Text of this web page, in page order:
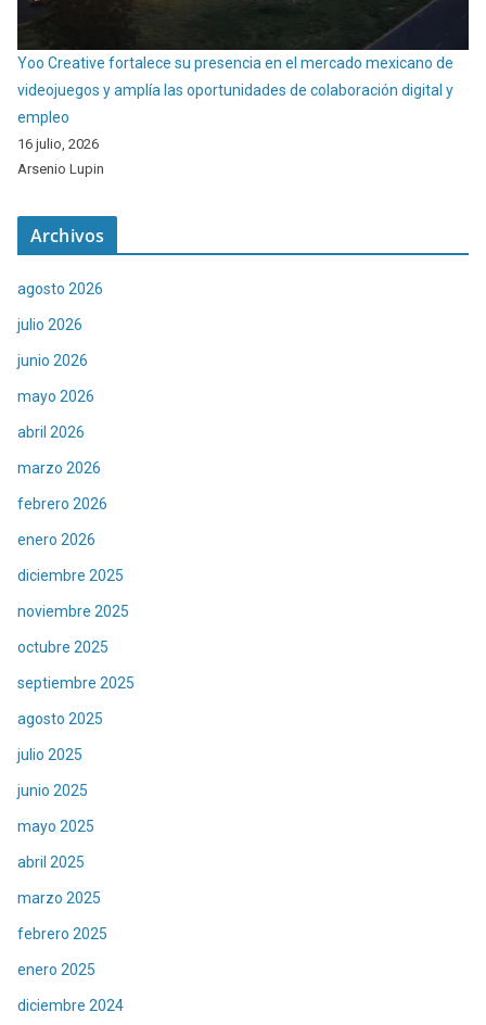
Yoo Creative fortalece su presencia en el mercado mexicano de
videojuegos y amplía las oportunidades de colaboración digital y
empleo
16 julio, 2026
Arsenio Lupin
Archivos
agosto 2026
julio 2026
junio 2026
mayo 2026
abril 2026
marzo 2026
febrero 2026
enero 2026
diciembre 2025
noviembre 2025
octubre 2025
septiembre 2025
agosto 2025
julio 2025
junio 2025
mayo 2025
abril 2025
marzo 2025
febrero 2025
enero 2025
diciembre 2024